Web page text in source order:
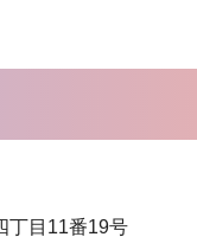
丁目11番19号